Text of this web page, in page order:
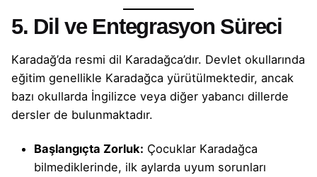
5. Dil ve Entegrasyon Süreci
Karadağ’da resmi dil Karadağca’dır. Devlet okullarında
eğitim genellikle Karadağca yürütülmektedir, ancak
bazı okullarda İngilizce veya diğer yabancı dillerde
dersler de bulunmaktadır.
Başlangıçta Zorluk: Çocuklar Karadağca
bilmediklerinde, ilk aylarda uyum sorunları